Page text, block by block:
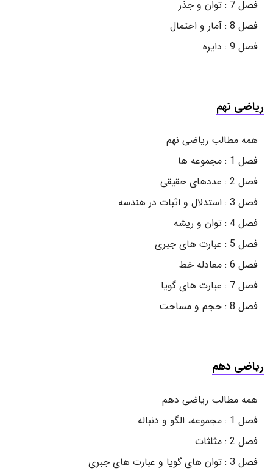
فصل 7 : توان و جذر
فصل 8 : آمار و احتمال
فصل 9 : دایره
ریاضی نهم
همه مطالب ریاضی نهم
فصل 1 : مجموعه ها
فصل 2 : عددهای حقیقی
فصل 3 : استدلال و اثبات در هندسه
فصل 4 : توان و ریشه
فصل 5 : عبارت های جبری
فصل 6 : معادله خط
فصل 7 : عبارت های گویا
فصل 8 : حجم و مساحت
ریاضی دهم
همه مطالب ریاضی دهم
فصل 1 : مجموعه، الگو و دنباله
فصل 2 : مثلثات
فصل 3 : توان های گویا و عبارت های جبری